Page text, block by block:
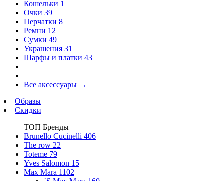
Кошельки 1
Очки 39
Перчатки 8
Ремни 12
Сумки 49
Украшения 31
Шарфы и платки 43
Все аксессуары →
Образы
Скидки
ТОП Бренды
Brunello Cucinelli 406
The row 22
Toteme 79
Yves Salomon 15
Max Mara 1102